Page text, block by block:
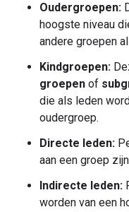
Oudergroepen:
hoogste niveau
andere groepen
Kindgroepen:
groepen of
die als leden
oudergroep.
Directe leden:
aan een groep
Indirecte leden:
worden van een